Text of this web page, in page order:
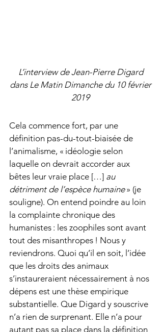
L’interview de Jean-Pierre Digard
dans Le Matin Dimanche du 10 février
2019
Cela commence fort, par une
définition pas-du-tout-biaisée de
l’animalisme, « idéologie selon
laquelle on devrait accorder aux
bêtes leur vraie place […] au
détriment de l’espèce humaine » (je
souligne). On entend poindre au loin
la complainte chronique des
humanistes : les zoophiles sont avant
tout des misanthropes ! Nous y
reviendrons. Quoi qu’il en soit, l’idée
que les droits des animaux
s’instaureraient nécessairement à nos
dépens est une thèse empirique
substantielle. Que Digard y souscrive
n’a rien de surprenant. Elle n’a pour
autant pas sa place dans la définition